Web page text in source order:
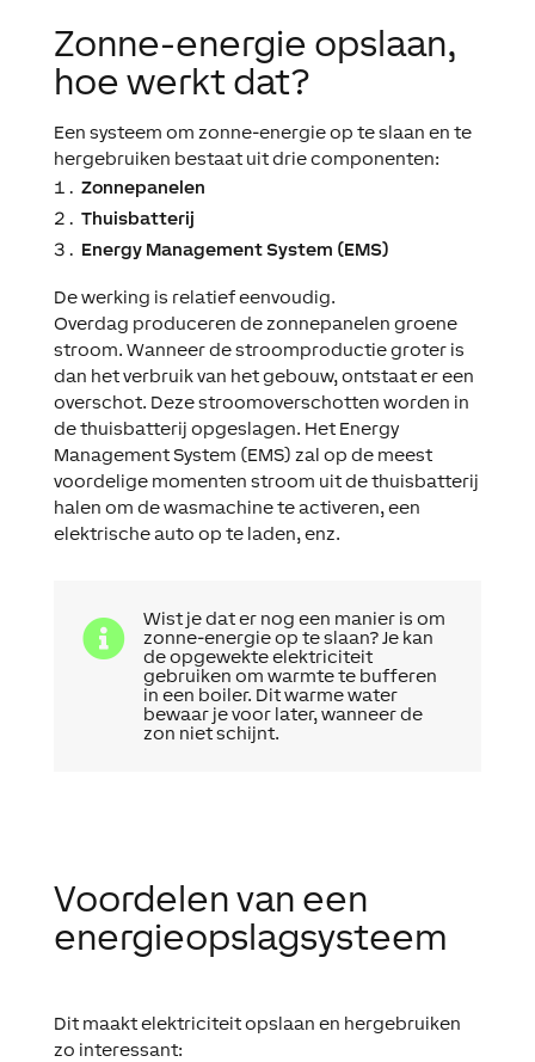
Zonne-energie opslaan,
hoe werkt dat?
Een systeem om zonne-energie op te slaan en te
hergebruiken bestaat uit drie componenten:
Zonnepanelen
Thuisbatterij
Energy Management System (EMS)
De werking is relatief eenvoudig.
Overdag produceren de zonnepanelen groene
stroom. Wanneer de stroomproductie groter is
dan het verbruik van het gebouw, ontstaat er een
overschot. Deze stroomoverschotten worden in
de thuisbatterij opgeslagen. Het Energy
Management System (EMS) zal op de meest
voordelige momenten stroom uit de thuisbatterij
halen om de wasmachine te activeren, een
elektrische auto op te laden, enz.

Wist je dat er nog een manier is om
zonne-energie op te slaan? Je kan
de opgewekte elektriciteit
gebruiken om warmte te bufferen
in een boiler. Dit warme water
bewaar je voor later, wanneer de
zon niet schijnt.
Voordelen van een
energieopslagsysteem
Dit maakt elektriciteit opslaan en hergebruiken
zo interessant: